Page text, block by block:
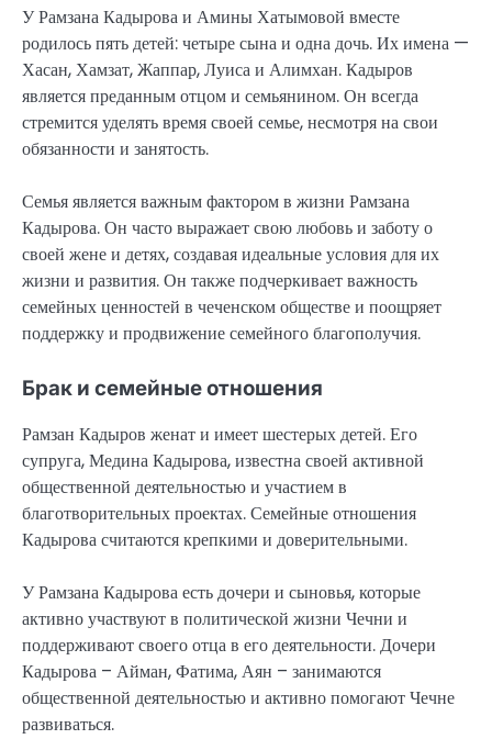
У Рамзана Кадырова и Амины Хатымовой вместе
родилось пять детей: четыре сына и одна дочь. Их имена —
Хасан, Хамзат, Жаппар, Луиса и Алимхан. Кадыров
является преданным отцом и семьянином. Он всегда
стремится уделять время своей семье, несмотря на свои
обязанности и занятость.
Семья является важным фактором в жизни Рамзана
Кадырова. Он часто выражает свою любовь и заботу о
своей жене и детях, создавая идеальные условия для их
жизни и развития. Он также подчеркивает важность
семейных ценностей в чеченском обществе и поощряет
поддержку и продвижение семейного благополучия.
Брак и семейные отношения
Рамзан Кадыров женат и имеет шестерых детей. Его
супруга, Медина Кадырова, известна своей активной
общественной деятельностью и участием в
благотворительных проектах. Семейные отношения
Кадырова считаются крепкими и доверительными.
У Рамзана Кадырова есть дочери и сыновья, которые
активно участвуют в политической жизни Чечни и
поддерживают своего отца в его деятельности. Дочери
Кадырова – Айман, Фатима, Аян – занимаются
общественной деятельностью и активно помогают Чечне
развиваться.